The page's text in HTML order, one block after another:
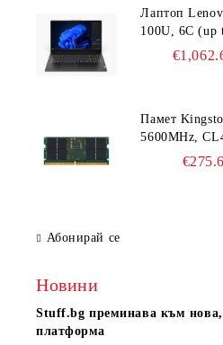
Лаптоп
100U, 6C (up
DDR5-5200,
Памет
5600MHz,
Абонирай се
Новини
Stuff.bg преминава към
платформа